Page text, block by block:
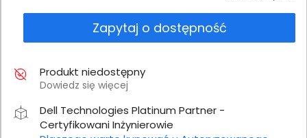
Zapytaj o dostępność
Produkt niedostępny
Dowiedz się więcej
Dell Technologies Platinum Partner -
Certyfikowani Inżynierowie